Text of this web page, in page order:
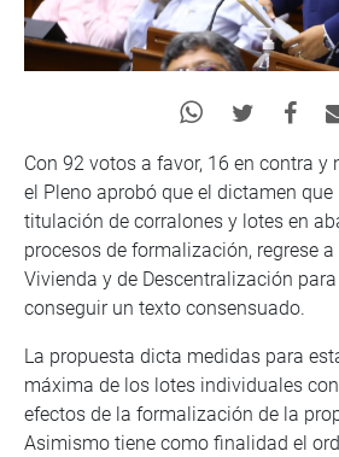
Con 92 votos a favor, 16 en contra y
el Pleno aprobó que el dictamen
titulación de corralones y lotes en
procesos de formalización, regrese
Vivienda y de Descentralización
conseguir un texto consensuado.
La propuesta dicta medidas para
máxima de los lotes individuales
efectos de la formalización de la
Asimismo tiene como finalidad el